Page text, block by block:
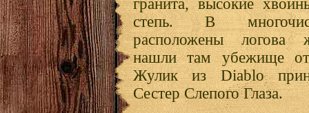
гранита, высокие
степь. В
расположены логова
нашли там убежище от
Жулик из Diablo
Сестер Слепого Глаза.